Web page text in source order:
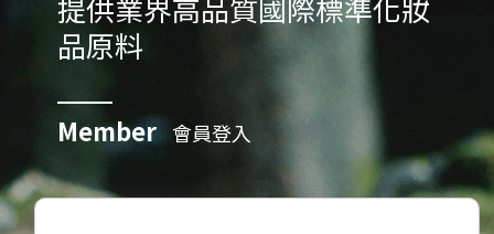
提供業界高品質國際標準化妝
品原料
Member 會員登入